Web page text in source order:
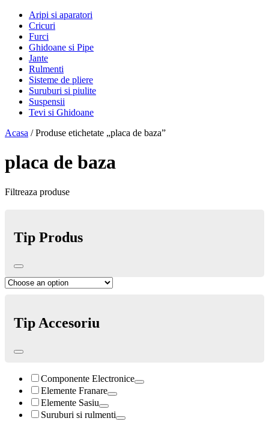
Aripi si aparatori
Cricuri
Furci
Ghidoane si Pipe
Jante
Rulmenti
Sisteme de pliere
Suruburi si piulite
Suspensii
Tevi si Ghidoane
Acasa / Produse etichetate „placa de baza”
placa de baza
Filtreaza produse
Tip Produs
Tip Accesoriu
Componente Electronice
Elemente Franare
Elemente Sasiu
Suruburi si rulmenti